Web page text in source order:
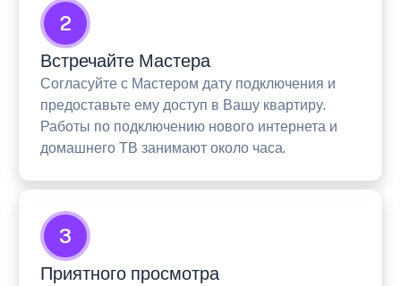
2
Встречайте Мастера
Согласуйте с Мастером дату подключения и
предоставьте ему доступ в Вашу квартиру.
Работы по подключению нового интернета и
домашнего ТВ занимают около часа.
3
Приятного просмотра